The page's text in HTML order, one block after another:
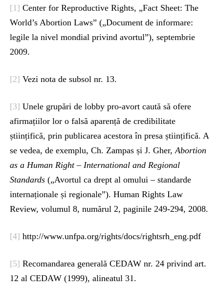
[1] Center for Reproductive Rights, „Fact Sheet: The
World’s Abortion Laws” („Document de informare:
legile la nivel mondial privind avortul”), septembrie
2009.
[2] Vezi nota de subsol nr. 13.
[3] Unele grupări de lobby pro-avort caută să ofere
afirmațiilor lor o falsă aparență de credibilitate
științifică, prin publicarea acestora în presa științifică. A
se vedea, de exemplu, Ch. Zampas și J. Gher,Abortion
as a Human Right – International and Regional
Standards („Avortul ca drept al omului – standarde
internaționale și regionale”). Human Rights Law
Review, volumul 8, numărul 2, paginile 249-294, 2008.
[4] http://www.unfpa.org/rights/docs/rightsrh_eng.pdf
[5] Recomandarea generală CEDAW nr. 24 privind art.
12 al CEDAW (1999), alineatul 31.